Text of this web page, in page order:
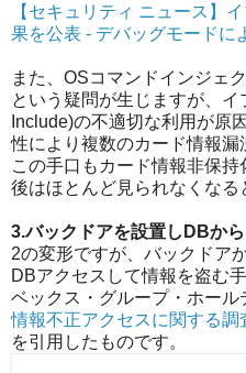
【セキュリティ ニュース】
果を公表 - デバッグモードに
また、OSコマンドインジェ
という疑問が生じますが、
Include)の不適切な利用が原
性により複数のカード情報漏
この手口もカード情報非保
後はほとんど見られなくなる
3.バックドアを設置しDBか
2の変形ですが、バックドア
DBアクセスして情報を盗む
ベックス・グループ・ホール
情報不正アクセスに関する調
を引用したものです。